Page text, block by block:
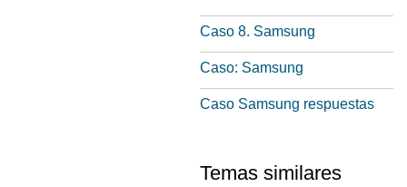
Caso 8. Samsung
Caso: Samsung
Caso Samsung respuestas
Temas similares